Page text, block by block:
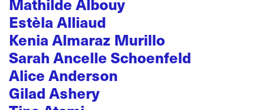
Estèla Alliaud
Kenia Almaraz Murillo
Sarah Ancelle Schoenfeld
Alice Anderson
Gilad Ashery